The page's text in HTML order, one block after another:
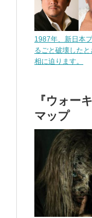
1987年、新日本
るごと破壊した
相に迫ります。
『ウォー
マップ